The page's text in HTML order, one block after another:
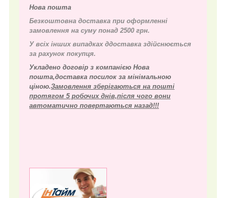
Нова пошта
Безкоштовна доставка при оформленні
замовлення на суму понад 2500 грн.
У всіх інших випадках ддоставка здійснюється
за рахунок покупця.
Укладено договір з компанією Нова
пошта,доставка посилок за мінімальною
ціною.Замовлення зберігаються на пошті
протягом 5 робочих днів,після чого вони
автоматично повертаються назад!!!